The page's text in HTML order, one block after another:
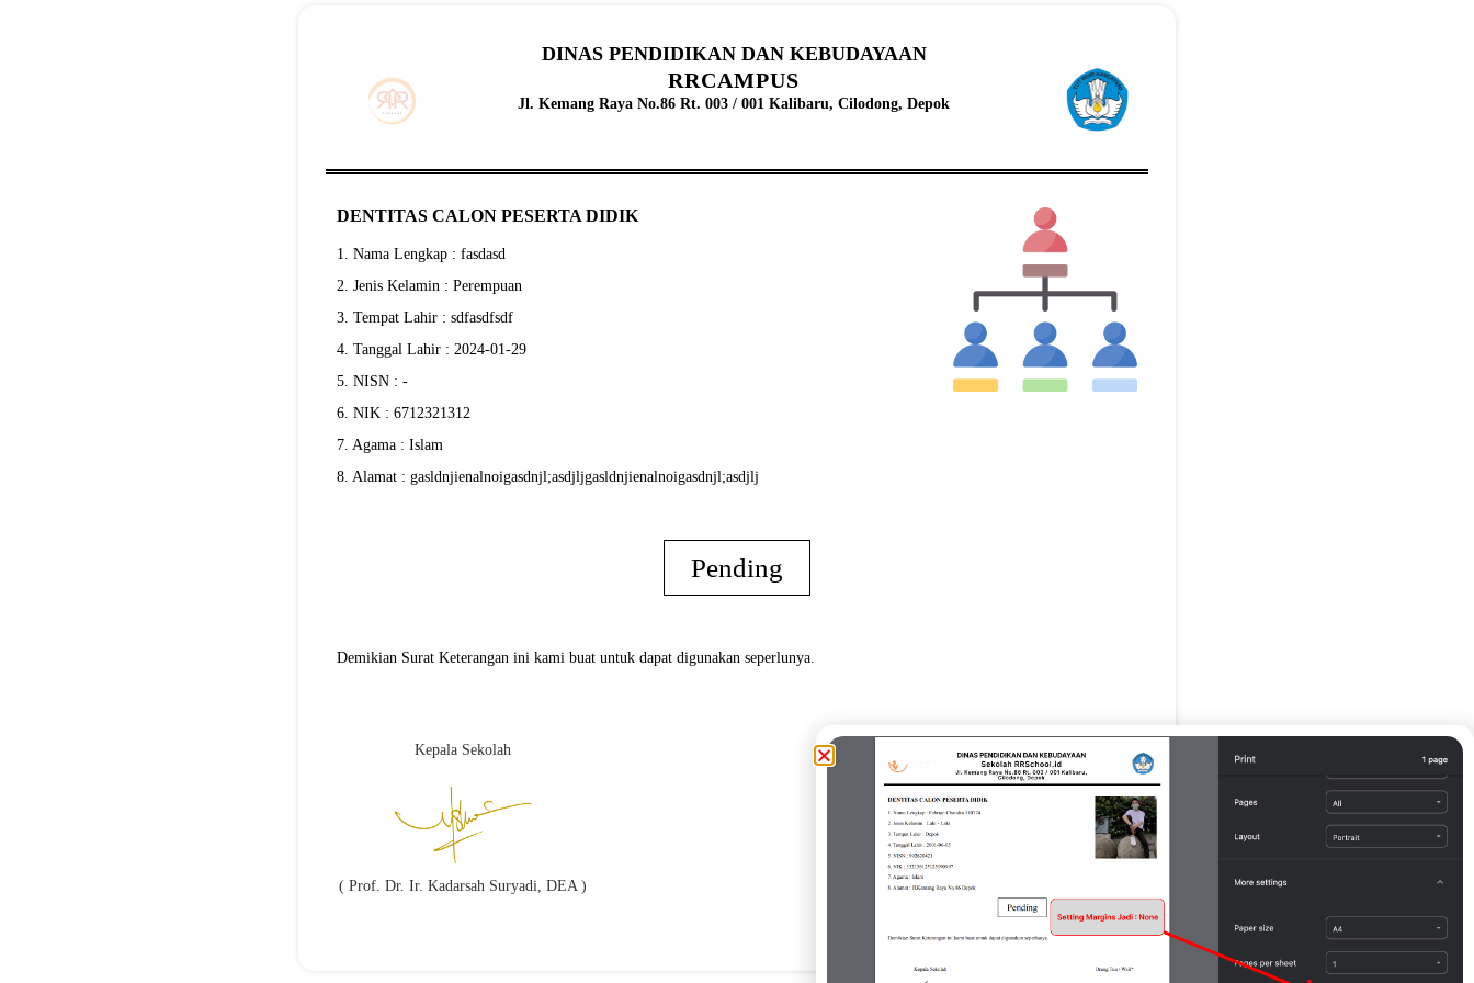
DINAS PENDIDIKAN DAN KEBUDAYAAN
RRCAMPUS
Jl. Kemang Raya No.86 Rt. 003 / 001 Kalibaru, Cilodong, Depok
DENTITAS CALON PESERTA DIDIK
1. Nama Lengkap : fasdasd
2. Jenis Kelamin : Perempuan
3. Tempat Lahir : sdfasdfsdf
4. Tanggal Lahir : 2024-01-29
5. NISN : -
6. NIK : 6712321312
7. Agama : Islam
8. Alamat : gasldnjienalnoigasdnjl;asdjljgasldnjienalnoigasdnjl;asdjlj
Pending
Demikian Surat Keterangan ini kami buat untuk dapat digunakan seperlunya.
Kepala Sekolah
( Prof. Dr. Ir. Kadarsah Suryadi, DEA )
Orang Tua / Wali*
( asdasdasd )